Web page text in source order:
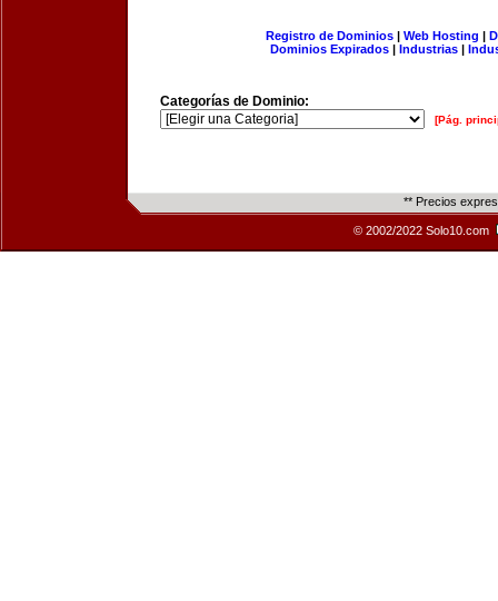
Registro de Dominios| Web Hosting |
Dominios Expirados | Industrias |
Categorías de Dominio:
[Pág.
** Precios
© 2002/2022 Solo10.com